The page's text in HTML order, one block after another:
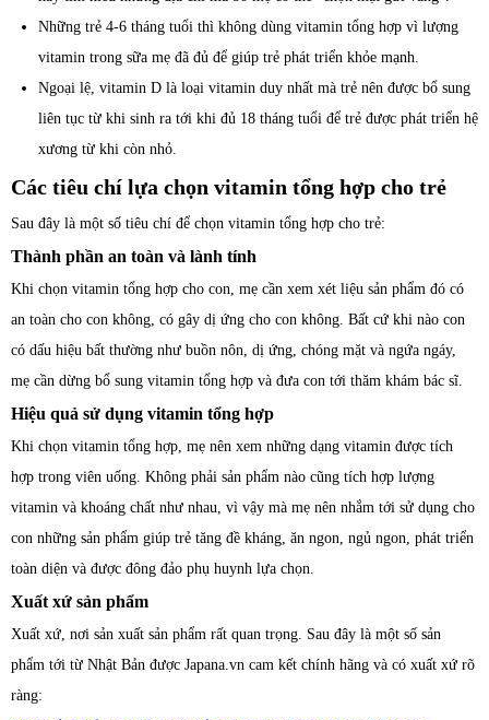
Những trẻ 4-6 tháng tuổi thì không dùng vitamin tổng hợp vì lượng
vitamin trong sữa mẹ đã đủ để giúp trẻ phát triển khỏe mạnh.
Ngoại lệ, vitamin D là loại vitamin duy nhất mà trẻ nên được bổ sung
liên tục từ khi sinh ra tới khi đủ 18 tháng tuổi để trẻ được phát triển hệ
xương từ khi còn nhỏ.
Các tiêu chí lựa chọn vitamin tổng hợp cho trẻ
Sau đây là một số tiêu chí để chọn vitamin tổng hợp cho trẻ:
Thành phần an toàn và lành tính
Khi chọn vitamin tổng hợp cho con, mẹ cần xem xét liệu sản phẩm đó có
an toàn cho con không, có gây dị ứng cho con không. Bất cứ khi nào con
có dấu hiệu bất thường như buồn nôn, dị ứng, chóng mặt và ngứa ngáy,
mẹ cần dừng bổ sung vitamin tổng hợp và đưa con tới thăm khám bác sĩ.
Hiệu quả sử dụng vitamin tổng hợp
Khi chọn vitamin tổng hợp, mẹ nên xem những dạng vitamin được tích
hợp trong viên uống. Không phải sản phẩm nào cũng tích hợp lượng
vitamin và khoáng chất như nhau, vì vậy mà mẹ nên nhắm tới sử dụng cho
con những sản phẩm giúp trẻ tăng đề kháng, ăn ngon, ngủ ngon, phát triển
toàn diện và được đông đảo phụ huynh lựa chọn.
Xuất xứ sản phẩm
Xuất xứ, nơi sản xuất sản phẩm rất quan trọng. Sau đây là một số sản
phẩm tới từ Nhật Bản được Japana.vn cam kết chính hãng và có xuất xứ rõ
ràng: